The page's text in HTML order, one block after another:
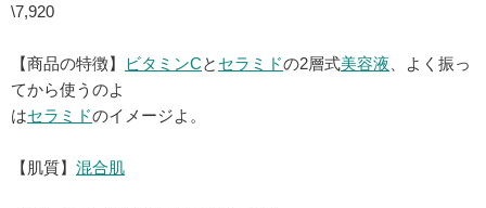
\7,920
【商品の特徴】 ビタミンCと セラミドの2層式美容液 、よく振っ
てから使うのよ
はセラミドのイメージよ。
【肌質】 混合肌